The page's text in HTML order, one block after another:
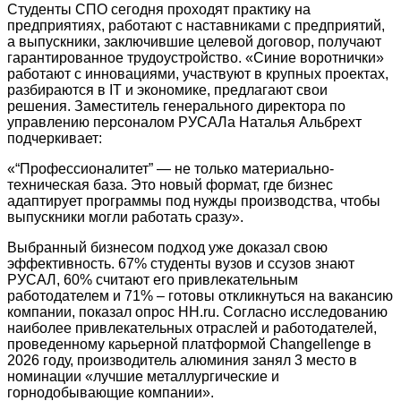
Студенты СПО сегодня проходят практику на
предприятиях, работают с наставниками с предприятий,
а выпускники, заключившие целевой договор, получают
гарантированное трудоустройство. «Синие воротнички»
работают с инновациями, участвуют в крупных проектах,
разбираются в IT и экономике, предлагают свои
решения. Заместитель генерального директора по
управлению персоналом РУСАЛа Наталья Альбрехт
подчеркивает:
«“Профессионалитет” — не только материально-
техническая база. Это новый формат, где бизнес
адаптирует программы под нужды производства, чтобы
выпускники могли работать сразу».
Выбранный бизнесом подход уже доказал свою
эффективность. 67% студенты вузов и ссузов знают
РУСАЛ, 60% считают его привлекательным
работодателем и 71% – готовы откликнуться на вакансию
компании, показал опрос HH.ru. Согласно исследованию
наиболее привлекательных отраслей и работодателей,
проведенному карьерной платформой Changellenge в
2026 году, производитель алюминия занял 3 место в
номинации «лучшие металлургические и
горнодобывающие компании».